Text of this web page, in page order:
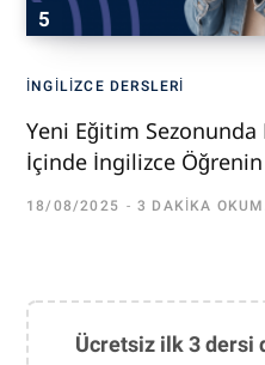
İNGILIZCE DERSLERI
Yeni Eğitim
İçinde İngilizce Öğrenin
18/08/2025 3 DAKIKA
Ücretsiz ilk 3 dersi